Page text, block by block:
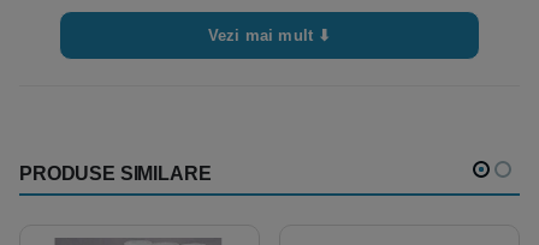
Vezi mai mult ⬇
PRODUSE SIMILARE